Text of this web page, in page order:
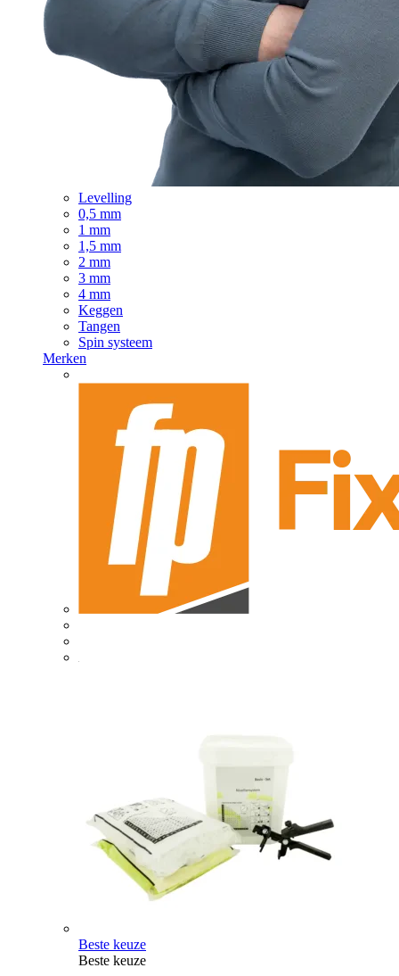
Levelling
0,5 mm
1 mm
1,5 mm
2 mm
3 mm
4 mm
Keggen
Tangen
Spin systeem
Merken
Beste keuze
Beste keuze